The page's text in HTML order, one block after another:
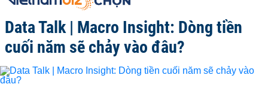
Data Talk | Macro Insight: Dòng tiền
cuối năm sẽ chảy vào đâu?